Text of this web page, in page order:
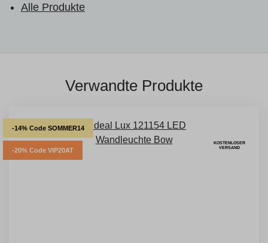
Alle Produkte
Verwandte Produkte
-14% Code SOMMER14
-20% Code VIP20AT
KOSTENLOSER
VERSAND